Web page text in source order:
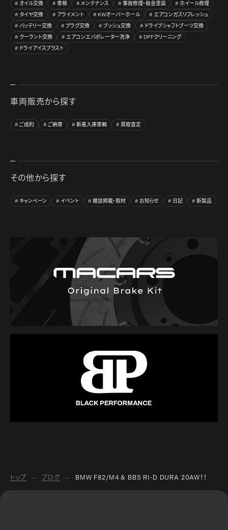
オイル交換 車検 メンテナンス 事故修理・板金塗装
ホイール修理
タイヤ交換
アライメント KWオーバーホール
エアコンガスリフレッシュ
バッテリー交換
プラグ交換 ブッシュ交換
ドライブシャフトブーツ交換
クーラント交換
エアコンエバポレーター洗浄
DPFクリーニング
ドライアイスブラスト
車両販売から探す
ご成約 ご納車 新着入庫車輌 買取査定
その他から探す
キャンペーン イベント 雑誌掲載・取材 お知らせ 日記 新製品
トップ ブログ BMW F82/M4 & BBS RI-D DURA 20AW！！